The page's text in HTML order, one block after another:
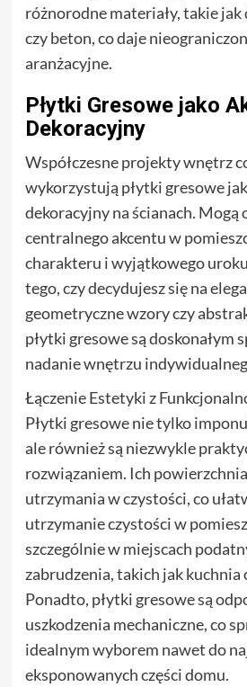
różnorodne materiały, takie
czy beton, co daje
aranżacyjne.
Płytki Gresowe jako
Dekoracyjny
Współczesne projekty wnętrz
wykorzystują płytki gresowe
dekoracyjny na ścianach. Mogą
centralnego akcentu w
charakteru i wyjątkowego
tego, czy decydujesz się na
geometryczne wzory czy
płytki gresowe są doskonałym
nadanie wnętrzu
Łączenie Estetyki z
Płytki gresowe nie tylko
ale również są niezwykle
rozwiązaniem. Ich
utrzymania w czystości, co
utrzymanie czystości w
szczególnie w miejscach
zabrudzenia, takich jak kuchnia
Ponadto, płytki gresowe są
uszkodzenia mechaniczne, co
idealnym wyborem nawet do
eksponowanych części domu.